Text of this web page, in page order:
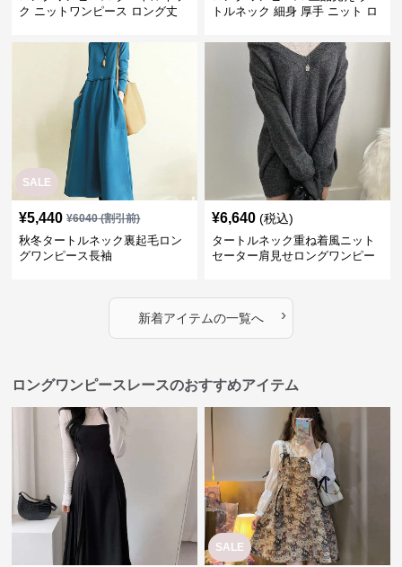
ク ニットワンピース ロング丈
トルネック 細身 厚手 ニット ロ
SALE
¥5,440 ¥6040(割引前)
秋冬タートルネック裏起毛ロン
グワンピース長袖
¥6,640 (税込)
タートルネック重ね着風ニット
セーター肩見せロングワンピー
新着アイテムの一覧へ ›
ロングワンピースレースのおすすめアイテム
SALE